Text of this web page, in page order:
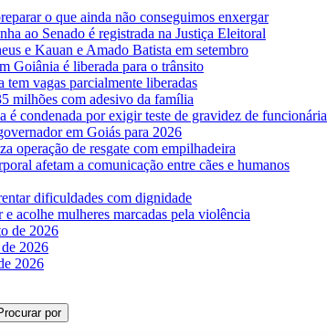
o que ainda não conseguimos enxergar
ao Senado é registrada na Justiça Eleitoral
e Kauan e Amado Batista em setembro
Goiânia é liberada para o trânsito
vagas parcialmente liberadas
milhões com adesivo da família
é condenada por exigir teste de gravidez de funcionária
em Goiás para 2026
operação de resgate com empilhadeira
afetam a comunicação entre cães e humanos
dificuldades com dignidade
acolhe mulheres marcadas pela violência
de 2026
2026
2026
por